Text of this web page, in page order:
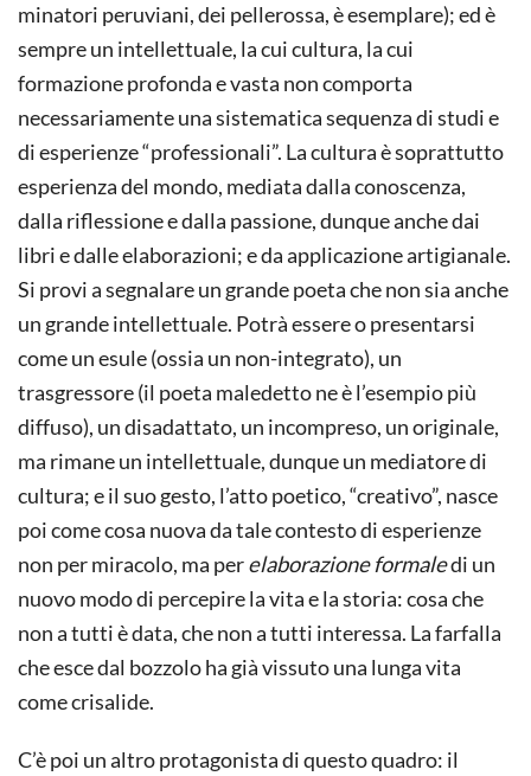
minatori peruviani, dei pellerossa, è esemplare); ed è
sempre un intellettuale, la cui cultura, la cui
formazione profonda e vasta non comporta
necessariamente una sistematica sequenza di studi e
di esperienze “professionali”. La cultura è soprattutto
esperienza del mondo, mediata dalla conoscenza,
dalla riflessione e dalla passione, dunque anche dai
libri e dalle elaborazioni; e da applicazione artigianale.
Si provi a segnalare un grande poeta che non sia anche
un grande intellettuale. Potrà essere o presentarsi
come un esule (ossia un non-integrato), un
trasgressore (il poeta maledetto ne è l’esempio più
diffuso), un disadattato, un incompreso, un originale,
ma rimane un intellettuale, dunque un mediatore di
cultura; e il suo gesto, l’atto poetico, “creativo”, nasce
poi come cosa nuova da tale contesto di esperienze
non per miracolo, ma perelaborazione formaledi un
nuovo modo di percepire la vita e la storia: cosa che
non a tutti è data, che non a tutti interessa. La farfalla
che esce dal bozzolo ha già vissuto una lunga vita
come crisalide.
C’è poi un altro protagonista di questo quadro: il